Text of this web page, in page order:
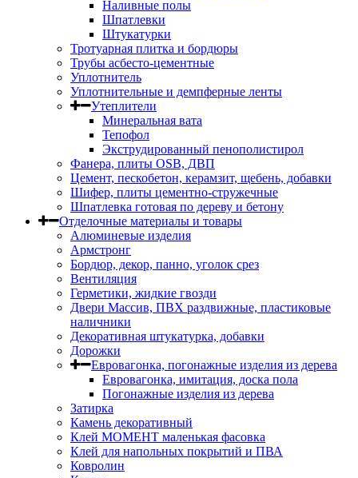
Наливные полы
Шпатлевки
Штукатурки
Тротуарная плитка и бордюры
Трубы асбесто-цементные
Уплотнитель
Уплотнительные и демпферные ленты
Утеплители
Минеральная вата
Тепофол
Экструдированный пенополистирол
Фанера, плиты OSB, ДВП
Цемент, пескобетон, керамзит, щебень, добавки
Шифер, плиты цементно-стружечные
Шпатлевка готовая по дереву и бетону
Отделочные материалы и товары
Алюминевые изделия
Армстронг
Бордюр, декор, панно, уголок срез
Вентиляция
Герметики, жидкие гвозди
Двери Массив, ПВХ раздвижные, пластиковые
наличники
Декоративная штукатурка, добавки
Дорожки
Евровагонка, погонажные изделия из дерева
Евровагонка, имитация, доска пола
Погонажные изделия из дерева
Затирка
Камень декоративный
Клей МОМЕНТ маленькая фасовка
Клей для напольных покрытий и ПВА
Ковролин